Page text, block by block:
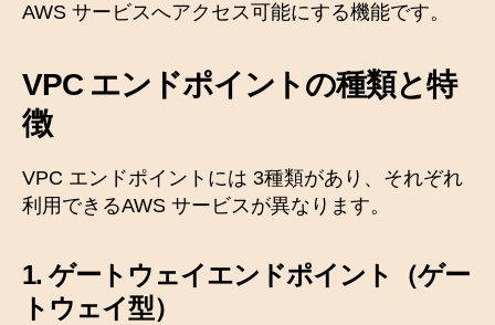
AWS サービスへアクセス可能にする機能です。
VPC エンドポイントの種類と特
徴
VPC エンドポイントには 3種類があり、それぞれ
利用できるAWS サービスが異なります。
1.ゲートウェイエンドポイント
（ゲー
トウェイ型）